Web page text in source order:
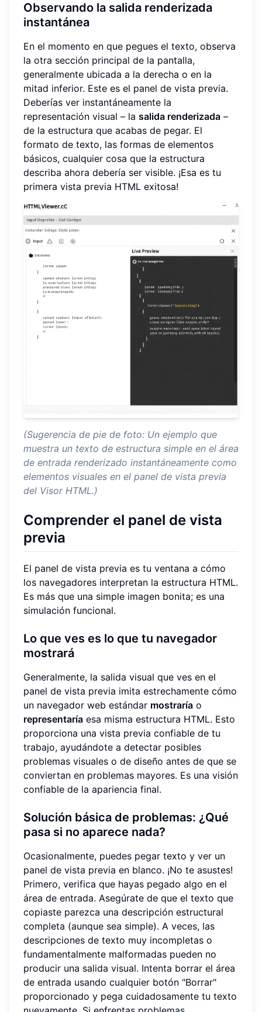
Observando la salida renderizada
instantánea
En el momento en que pegues el texto, observa
la otra sección principal de la pantalla,
generalmente ubicada a la derecha o en la
mitad inferior. Este es el panel de vista previa.
Deberías ver instantáneamente la
representación visual – la salida renderizada –
de la estructura que acabas de pegar. El
formato de texto, las formas de elementos
básicos, cualquier cosa que la estructura
describa ahora debería ser visible. ¡Esa es tu
primera vista previa HTML exitosa!
(Sugerencia de pie de foto: Un ejemplo que
muestra un texto de estructura simple en el área
de entrada renderizado instantáneamente como
elementos visuales en el panel de vista previa
del Visor HTML.)
Comprender el panel de vista
previa
El panel de vista previa es tu ventana a cómo
los navegadores interpretan la estructura HTML.
Es más que una simple imagen bonita; es una
simulación funcional.
Lo que ves es lo que tu navegador
mostrará
Generalmente, la salida visual que ves en el
panel de vista previa imita estrechamente cómo
un navegador web estándar mostraría o
representaría esa misma estructura HTML. Esto
proporciona una vista previa confiable de tu
trabajo, ayudándote a detectar posibles
problemas visuales o de diseño antes de que se
conviertan en problemas mayores. Es una visión
confiable de la apariencia final.
Solución básica de problemas: ¿Qué
pasa si no aparece nada?
Ocasionalmente, puedes pegar texto y ver un
panel de vista previa en blanco. ¡No te asustes!
Primero, verifica que hayas pegado algo en el
área de entrada. Asegúrate de que el texto que
copiaste parezca una descripción estructural
completa (aunque sea simple). A veces, las
descripciones de texto muy incompletas o
fundamentalmente malformadas pueden no
producir una salida visual. Intenta borrar el área
de entrada usando cualquier botón "Borrar"
proporcionado y pega cuidadosamente tu texto